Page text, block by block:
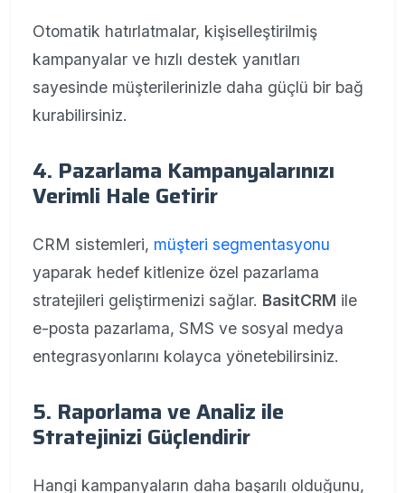
Otomatik hatırlatmalar, kişiselleştirilmiş
kampanyalar ve hızlı destek yanıtları
sayesinde müşterilerinizle daha güçlü bir bağ
kurabilirsiniz.
4. Pazarlama Kampanyalarınızı
Verimli Hale Getirir
CRM sistemleri, müşteri segmentasyonu
yaparak hedef kitlenize özel pazarlama
stratejileri geliştirmenizi sağlar. BasitCRM ile
e-posta pazarlama, SMS ve sosyal medya
entegrasyonlarını kolayca yönetebilirsiniz.
5. Raporlama ve Analiz ile
Stratejinizi Güçlendirir
Hangi kampanyaların daha başarılı olduğunu,